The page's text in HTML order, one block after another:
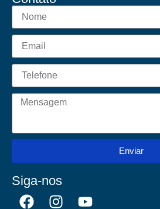
Enviar
Siga-nos